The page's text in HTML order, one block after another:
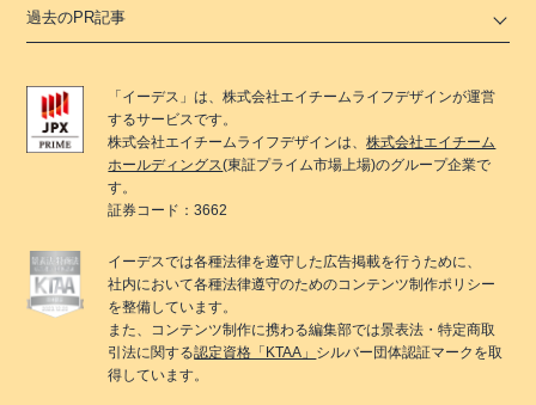
過去のPR記事
「 イーデス 」は、株式会社エイチームライフデザインが運営
するサービスです。
株式会社エイチームライフデザインは、株式会社エイチーム
ホールディングス(東証プライム市場上場)のグループ企業で
す。
証券コード：3662
イーデスでは各種法律を遵守した広告掲載を行うために、
社内において各種法律遵守のためのコンテンツ制作ポリシー
を整備しています。
また、コンテンツ制作に携わる編集部では景表法・特定商取
引法に関する認定資格「KTAA」 シルバー団体認証マークを取
得しています。